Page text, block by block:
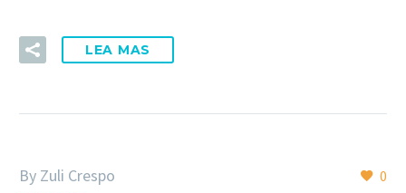
LEA MAS
0
By Zuli Crespo